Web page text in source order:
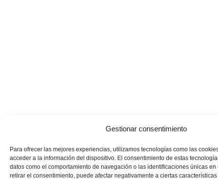
Gestionar consentimiento
Para ofrecer las mejores experiencias, utilizamos tecnologías como las
acceder a la información del dispositivo. El consentimiento de estas
datos como el comportamiento de navegación o las identificaciones únicas en
retirar el consentimiento, puede afectar negativamente a ciertas